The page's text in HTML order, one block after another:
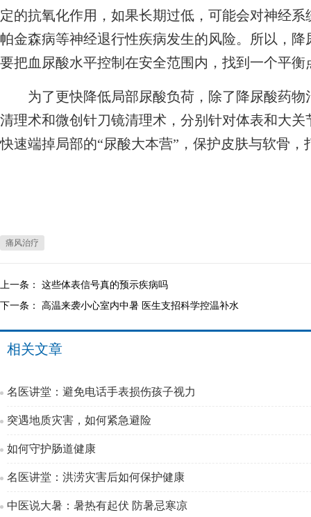
定的抗氧化作用，如果长期过低，可能会对神经
帕金森病等神经退行性疾病发生的风险。所以，
要把血尿酸水平控制在安全范围内，找到一个平衡
为了更快降低局部尿酸负荷，除了降尿酸药物
清理术和微创针刀镜清理术，分别针对体表和大
快速端掉局部的“尿酸大本营”，保护皮肤与软骨，
痛风治疗
上一条： 这些体表信号真的预示疾病吗
下一条： 高温来袭小心室内中暑 医生支招科学控温补水
相关文章
名医讲堂：避免电话手表损伤孩子视力
突遇地质灾害，如何紧急避险
如何守护肠道健康
名医讲堂：洪涝灾害后如何保护健康
中医说大暑：暑热有起伏 防暑忌寒凉